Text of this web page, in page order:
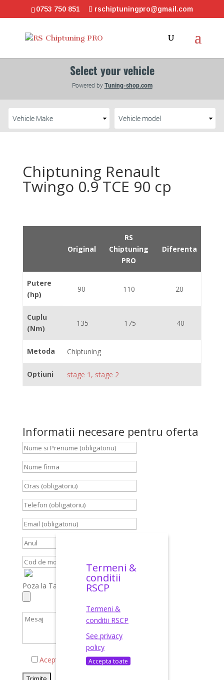
0753 750 851 rschiptuningpro@gmail.com
Chiptuning Renault
Twingo 0.9 TCE 90 cp
Original
RS
Chiptuning
PRO
Diferenta
Putere
(hp)
90 110 20
Cuplu
(Nm)
135 175 40
Metoda Chiptuning
Optiuni stage 1, stage 2
Informatii necesare pentru oferta
Poza la Talon, Carte Identitate, Brief
Acepta termenii si conditiile
Termeni &
conditii
RSCP
Termeni &
conditii RSCP
See privacy
policy
Accepta toate